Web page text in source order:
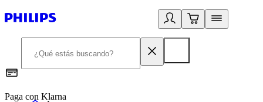
Paga con Klarna